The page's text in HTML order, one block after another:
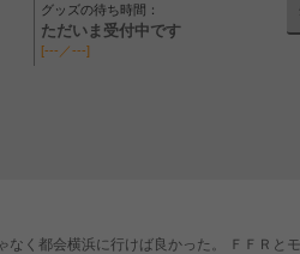
グッズの待ち時間：
ただいま受付中です
[---／---]
く都会横浜に行けば良かった。 ＦＦＲと